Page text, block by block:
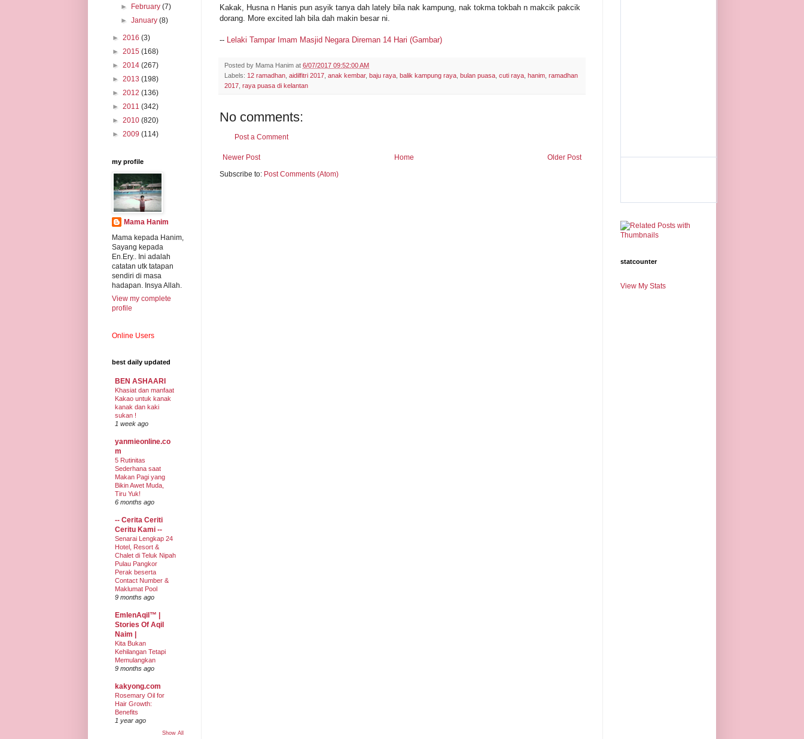
Kakak, Husna n Hanis pun asyik tanya dah lately bila nak kampung, nak tokma tokbah n makcik pakcik
dorang. More excited lah bila dah makin besar ni.
-- Lelaki Tampar Imam Masjid Negara Direman 14 Hari (Gambar)
Posted by Mama Hanim at 6/07/2017 09:52:00 AM
Labels: 12 ramadhan aidilfitri 2017 anak kembar, baju raya balik kampung raya bulan puasa cuti raya hanim ramadhan
2017 raya puasa di kelantan
No comments:
Post a Comment
Newer Post Older Post
Home
Subscribe to: Post Comments (Atom)
►
February(7)
►January(8)
► 2016 (3)
► 2015 (168)
► 2014 (267)
► 2013 (198)
► 2012 (136)
► 2011 (342)
► 2010 (820)
► 2009 (114)
my profile
Mama Hanim
Mama kepada Hanim,
Sayang kepada
En.Ery.. Ini adalah
catatan utk tatapan
sendiri di masa
hadapan. Insya Allah.
View my complete
profile
Online Users
best daily updated
BEN ASHAARI
Khasiat dan manfaat
Kakao untuk kanak
kanak dan kaki
sukan !
1 week ago
yanmieonline.co
m
5 Rutinitas
Sederhana saat
Makan Pagi yang
Bikin Awet Muda,
Tiru Yuk!
6 months ago
-- Cerita Ceriti
Ceritu Kami --
Senarai Lengkap 24
Hotel, Resort &
Chalet di Teluk Nipah
Pulau Pangkor
Perak beserta
Contact Number &
Maklumat Pool
9 months ago
EmIenAqil™ |
Stories Of Aqil
Naim |
Kita Bukan
Kehilangan Tetapi
Memulangkan
9 months ago
kakyong.com
Rosemary Oil for
Hair Growth:
Benefits
1 year ago
Show All
statcounter
View My Stats